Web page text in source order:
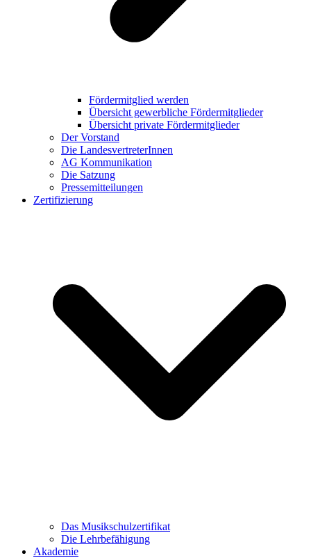
Fördermitglied werden
Übersicht gewerbliche Fördermitglieder
Übersicht private Fördermitglieder
Der Vorstand
Die LandesvertreterInnen
AG Kommunikation
Die Satzung
Pressemitteilungen
Zertifizierung
Das Musikschulzertifikat
Die Lehrbefähigung
Akademie